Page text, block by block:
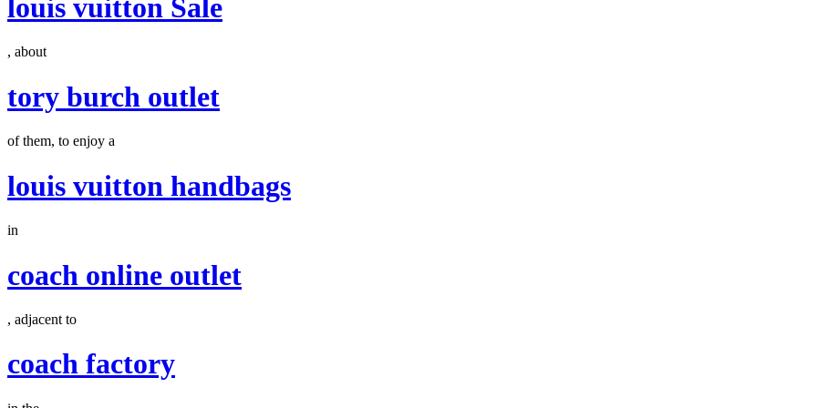
louis vuitton Sale
, about
tory burch outlet
of them, to enjoy a
louis vuitton handbags
in
coach online outlet
, adjacent to
coach factory